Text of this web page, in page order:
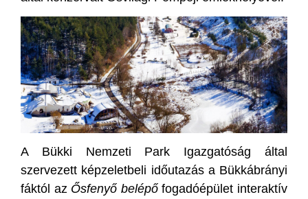
A Bükki Nemzeti Park Igazgatóság által
szervezett képzeletbeli időutazás a Bükkábrányi
fáktól az Ősfenyő belépőfogadóépület interaktív